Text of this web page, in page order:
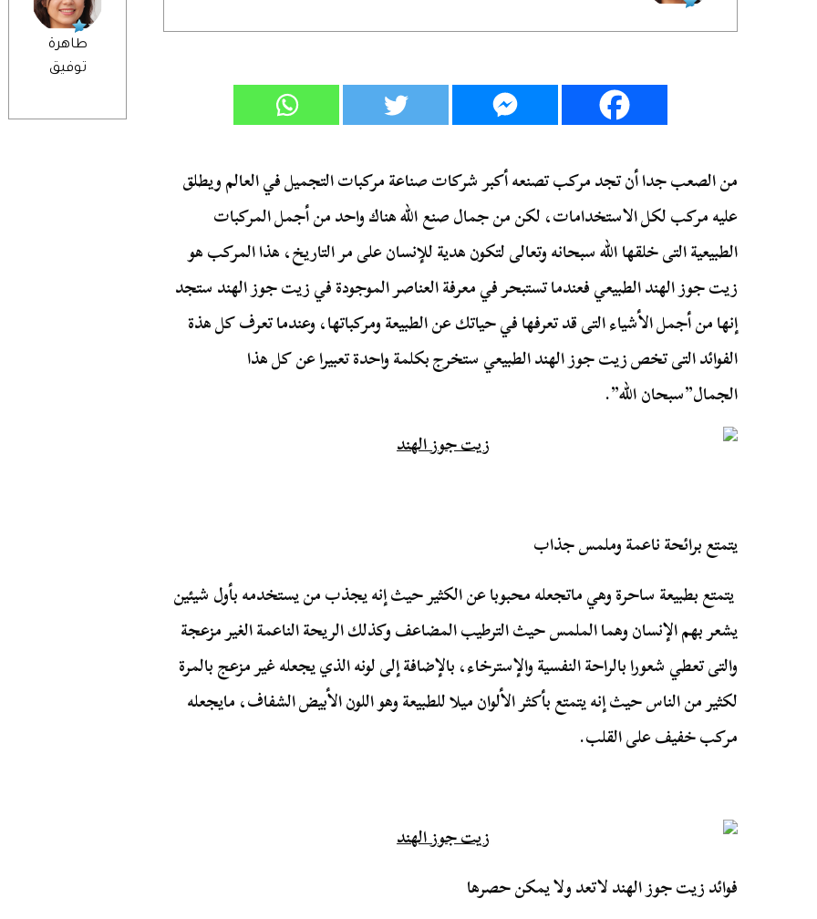
طاهرة
توفيق
من الصعب جدا أن تجد مركب تصنعه أكبر شركات صناعة مركبات التجميل في العالم ويطلق
عليه مركب لكل الاستخدامات، لكن من جمال صنع الله هناك واحد من أجمل المركبات
الطبيعية التى خلقها الله سبحانه وتعالى لتكون هدية للإنسان على مر التاريخ، هذا المركب هو
زيت جوز الهند الطبيعي فعندما تستبحر في معرفة العناصر الموجودة في زيت جوز الهند ستجد
إنها من أجمل الأشياء التى قد تعرفها في حياتك عن الطبيعة ومركباتها، وعندما تعرف كل هذة
الفوائد التى تخص زيت جوز الهند الطبيعي ستخرج بكلمة واحدة تعبيرا عن كل هذا
الجمال”سبحان الله”.
يتمتع برائحة ناعمة وملمس جذاب
يتمتع بطبيعة ساحرة وهي ماتجعله محبوبا عن الكثير حيث إنه يجذب من يستخدمه بأول شيئين
يشعر بهم الإنسان وهما الملمس حيث الترطيب المضاعف وكذلك الريحة الناعمة الغير مزعجة
والتى تعطي شعورا بالراحة النفسية والإسترخاء، بالإضافة إلى لونه الذي يجعله غير مزعج بالمرة
لكثير من الناس حيث إنه يتمتع بأكثر الألوان ميلا للطبيعة وهو اللون الأبيض الشفاف، مايجعله
مركب خفيف على القلب.
فوائد زيت جوز الهند لاتعد ولا يمكن حصرها